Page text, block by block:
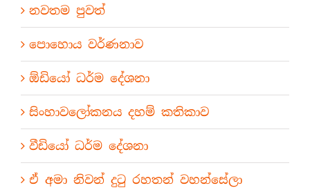
නවතම පුවත්
පොහොය වර්ණනාව
ඕඩියෝ ධර්ම දේශනා
සිංහාවලෝකනය දහම් කතිකාව
වීඩියෝ ධර්ම දේශනා
ඒ අමා නිවන් දුටු රහතන් වහන්සේලා